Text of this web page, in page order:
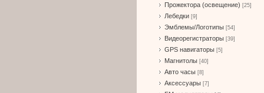
Прожектора (освещение) [25]
Лебедки [9]
Эмблемы/Логотипы [54]
Видеорегистраторы [39]
GPS навигаторы [5]
Магнитолы [40]
Авто часы [8]
Аксессуары [7]